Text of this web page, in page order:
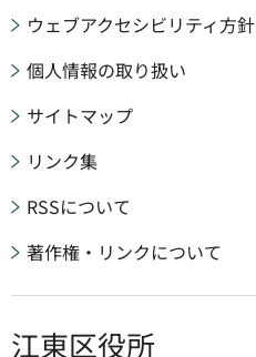
ウェブアクセシビリティ方針
個人情報の取り扱い
サイトマップ
リンク集
RSSについて
著作権・リンクについて
江東区役所